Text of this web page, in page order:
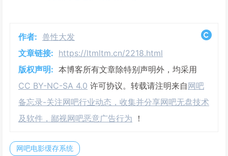
作者: 兽性大发
文章链接: https://ltmltm.cn/2218.html
版权声明: 本博客所有文章除特别声明外，均采用
CC BY-NC-SA 4.0 许可协议。转载请注明来自网吧
备忘录-关注网吧行业动态，收集并分享网吧无盘技术
及软件，鄙视网吧恶意广告行为 ！
网吧电影缓存系统